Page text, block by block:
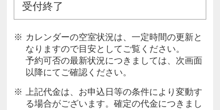
受付終了
カレンダーの空室状況は、一定時間の更新と
なりますので目安としてご覧ください。
予約可否の最新状況につきましては、次画面
以降にてご確認ください。
上記代金は、お申込日等の条件により変動す
る場合がございます。確定の代金につきまし